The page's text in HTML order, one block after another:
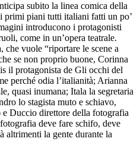
subito la linea comica della
primi piani tutti italiani fatti un po’
introducono i protagonisti
come in un’opera teatrale.
vuole “riportare le scene a
se non proprio buone, Corinna
il protagonista de Gli occhi del
perché odia l’italianità; Arianna
quasi inumana; Itala la segretaria
lo stagista muto e schiavo,
Duccio direttore della fotografia
deve fare schifo, deve
altrimenti la gente durante la